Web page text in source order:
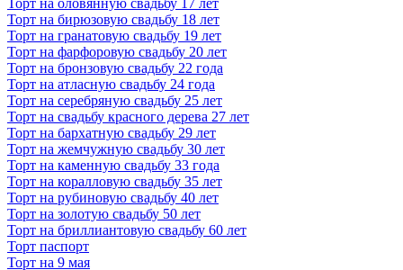
Торт на оловянную свадьбу 17 лет
Торт на бирюзовую свадьбу 18 лет
Торт на гранатовую свадьбу 19 лет
Торт на фарфоровую свадьбу 20 лет
Торт на бронзовую свадьбу 22 года
Торт на атласную свадьбу 24 года
Торт на серебряную свадьбу 25 лет
Торт на свадьбу красного дерева 27 лет
Торт на бархатную свадьбу 29 лет
Торт на жемчужную свадьбу 30 лет
Торт на каменную свадьбу 33 года
Торт на коралловую свадьбу 35 лет
Торт на рубиновую свадьбу 40 лет
Торт на золотую свадьбу 50 лет
Торт на бриллиантовую свадьбу 60 лет
Торт паспорт
Торт на 9 мая